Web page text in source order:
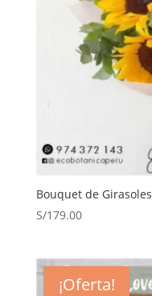
Bouquet de Girasoles
S/179.00
¡Oferta!